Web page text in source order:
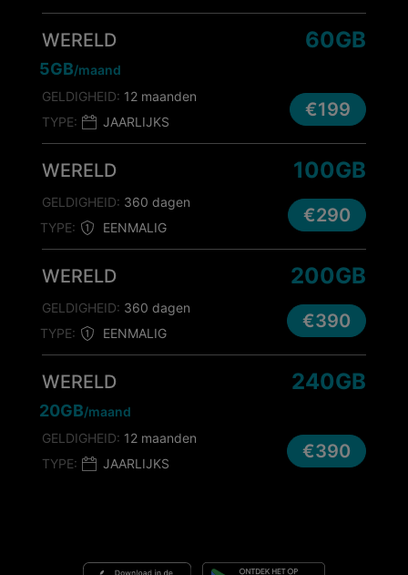
WERELD
TYPE: JAARLIJKS
60GB
5GB/maand
GELDIGHEID: 12 maanden
€199
WERELD
TYPE: EENMALIG
100GB
GELDIGHEID: 360 dagen
€290
WERELD
TYPE: EENMALIG
200GB
GELDIGHEID: 360 dagen
€390
WERELD
TYPE: JAARLIJKS
240GB
20GB/maand
GELDIGHEID: 12 maanden
€390